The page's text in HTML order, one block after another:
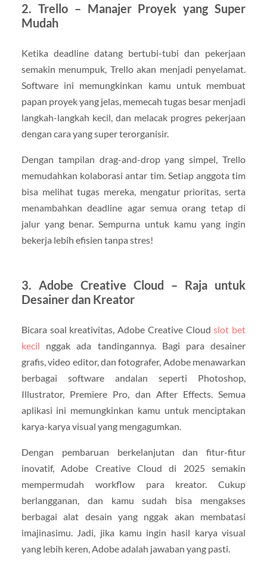
2. Trello – Manajer Proyek yang Super
Mudah
Ketika deadline datang bertubi-tubi dan pekerjaan
semakin menumpuk, Trello akan menjadi penyelamat.
Software ini memungkinkan kamu untuk membuat
papan proyek yang jelas, memecah tugas besar menjadi
langkah-langkah kecil, dan melacak progres pekerjaan
dengan cara yang super terorganisir.
Dengan tampilan drag-and-drop yang simpel, Trello
memudahkan kolaborasi antar tim. Setiap anggota tim
bisa melihat tugas mereka, mengatur prioritas, serta
menambahkan deadline agar semua orang tetap di
jalur yang benar. Sempurna untuk kamu yang ingin
bekerja lebih efisien tanpa stres!
3. Adobe Creative Cloud – Raja untuk
Desainer dan Kreator
Bicara soal kreativitas, Adobe Creative Cloudslot bet
kecil nggak ada tandingannya. Bagi para desainer
grafis, video editor, dan fotografer, Adobe menawarkan
berbagai software andalan seperti Photoshop,
Illustrator, Premiere Pro, dan After Effects. Semua
aplikasi ini memungkinkan kamu untuk menciptakan
karya-karya visual yang mengagumkan.
Dengan pembaruan berkelanjutan dan fitur-fitur
inovatif, Adobe Creative Cloud di 2025 semakin
mempermudah workflow para kreator. Cukup
berlangganan, dan kamu sudah bisa mengakses
berbagai alat desain yang nggak akan membatasi
imajinasimu. Jadi, jika kamu ingin hasil karya visual
yang lebih keren, Adobe adalah jawaban yang pasti.